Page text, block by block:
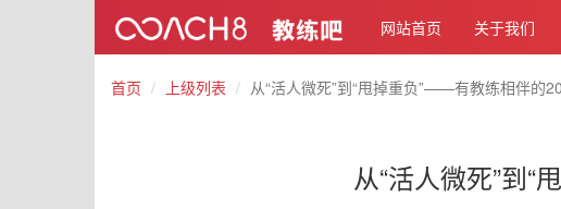
网站首页 关于我们
首页 上级列表 从“活人微死”到“甩掉重负”——有教练相伴的
从“活人微死”到